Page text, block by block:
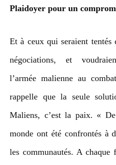
Plaidoyer pour un
Et à ceux qui seraient tentés
négociations, et
l’armée malienne au
rappelle que la seule
Maliens, c’est la paix. «
monde ont été confrontés à
les communautés. A